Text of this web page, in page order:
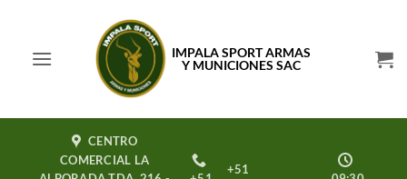
contenido
IMPALA SPORT ARMAS
Y MUNICIONES SAC
CENTRO
COMERCIAL LA
+51